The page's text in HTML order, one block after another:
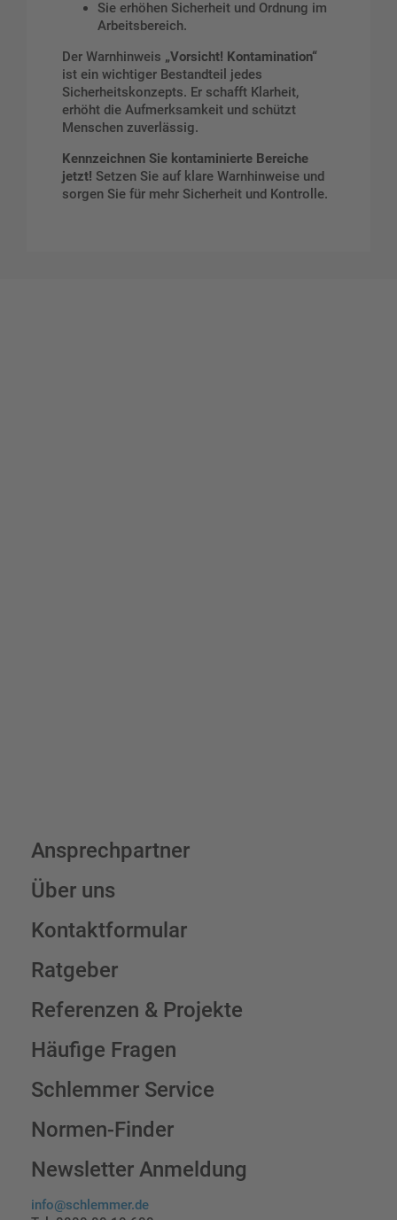
Sie erhöhen Sicherheit und Ordnung im
Arbeitsbereich.
Der Warnhinweis „Vorsicht! Kontamination“
ist ein wichtiger Bestandteil jedes
Sicherheitskonzepts. Er schafft Klarheit,
erhöht die Aufmerksamkeit und schützt
Menschen zuverlässig.
Kennzeichnen Sie kontaminierte Bereiche
jetzt! Setzen Sie auf klare Warnhinweise und
sorgen Sie für mehr Sicherheit und Kontrolle.
Ansprechpartner
Über uns
Kontaktformular
Ratgeber
Referenzen & Projekte
Häufige Fragen
Schlemmer Service
Normen-Finder
Newsletter Anmeldung
info@schlemmer.de